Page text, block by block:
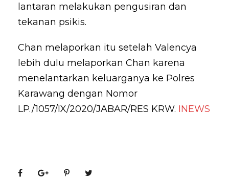
lantaran melakukan pengusiran dan
tekanan psikis.
Chan melaporkan itu setelah Valencya
lebih dulu melaporkan Chan karena
menelantarkan keluarganya ke Polres
Karawang dengan Nomor
LP./1057/IX/2020/JABAR/RES KRW. INEWS